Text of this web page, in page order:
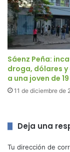
Sáenz Peña:
droga, dólares
a una joven de
11 de diciembre de
Deja una
Tu dirección de